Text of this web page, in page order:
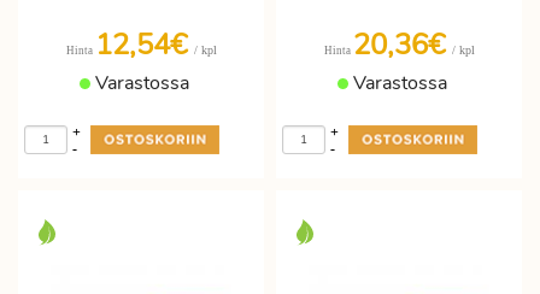
Hinta 12,54€ / kpl
Varastossa
-
+
Hinta 20,36€ / kpl
Varastossa
-
+